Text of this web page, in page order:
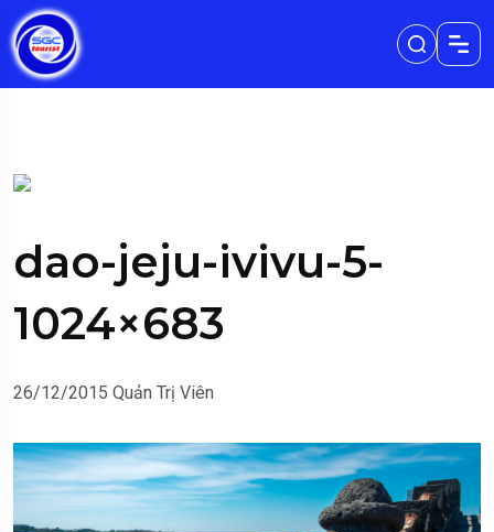
dao-jeju-ivivu-5-
1024×683
26/12/2015 Quản Trị Viên